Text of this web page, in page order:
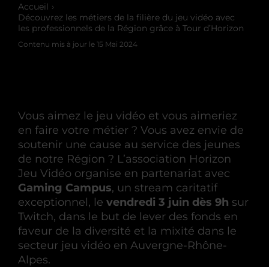
Accueil
Découvrez les métiers de la filière du jeu vidéo avec
les professionnels de la Région grâce à Tour d’Horizon
Contenu mis à jour le 15 Mai 2024
Vous aimez le jeu vidéo et vous aimeriez
en faire votre métier ? Vous avez envie de
soutenir une cause au service des jeunes
de notre Région ? L’association Horizon
Jeu Vidéo organise en partenariat avec
Gaming Campus, un stream caritatif
exceptionnel, le vendredi 3 juin dès 9h sur
Twitch, dans le but de lever des fonds en
faveur de la diversité et la mixité dans le
secteur jeu vidéo en Auvergne-Rhône-
Alpes.